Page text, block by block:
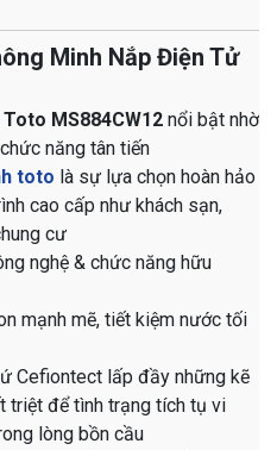
Minh Nắp Điện Tử
Toto MS884CW12 nổi bật nhờ
năng tân tiến
toto là sự lựa chọn hoàn hảo
cao cấp như khách sạn,
cư
nghệ & chức năng hữu
mạnh mẽ, tiết kiệm nước tối
Cefiontect lấp đầy những kẽ
triệt để tình trạng tích tụ vi
lòng bồn cầu